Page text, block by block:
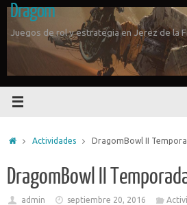
Saltar
contenido
Dragom
Juegos de rol y estrategia en Jerez de la
InicioActividades DragomBowl II
DragomBowl II
admin septiembre 20, 2016